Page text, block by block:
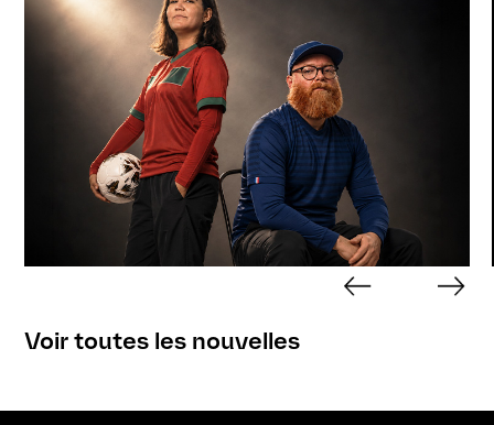
Voir toutes les nouvelles